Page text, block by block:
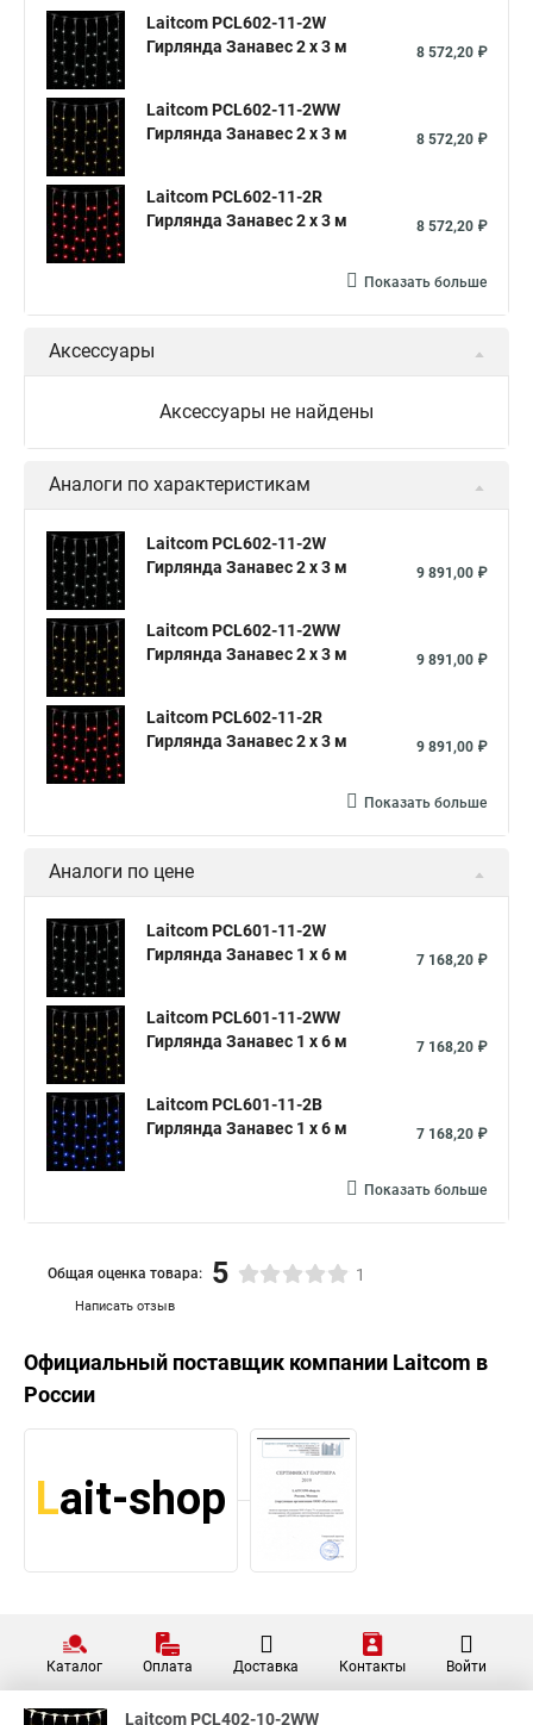
Laitcom PCL602-11-2W
Гирлянда Занавес 2 x 3 м
8 572,20 ₽
Laitcom PCL602-11-2WW
Гирлянда Занавес 2 x 3 м
8 572,20 ₽
Laitcom PCL602-11-2R
Гирлянда Занавес 2 x 3 м
8 572,20 ₽
Показать больше
Аксессуары
Аксессуары не найдены
Аналоги по характеристикам
Laitcom PCL602-11-2W
Гирлянда Занавес 2 x 3 м
9 891,00 ₽
Laitcom PCL602-11-2WW
Гирлянда Занавес 2 x 3 м
9 891,00 ₽
Laitcom PCL602-11-2R
Гирлянда Занавес 2 x 3 м
9 891,00 ₽
Показать больше
Аналоги по цене
Laitcom PCL601-11-2W
Гирлянда Занавес 1 x 6 м
7 168,20 ₽
Laitcom PCL601-11-2WW
Гирлянда Занавес 1 x 6 м
7 168,20 ₽
Laitcom PCL601-11-2B
Гирлянда Занавес 1 x 6 м
7 168,20 ₽
Показать больше
Написать отзыв
Общая оценка товара: 5 1
Официальный поставщик компании Laitcom в
России
Каталог Оплата Доставка Контакты Войти
Laitcom PCL402-10-2WW